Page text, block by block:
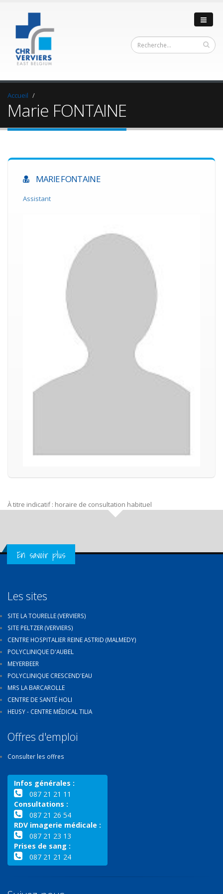
Accueil
Marie FONTAINE
MARIE FONTAINE
Assistant
À titre indicatif : horaire de consultation habituel
Get in Touch
En savoir plus
Les sites
SITE LA TOURELLE (VERVIERS)
SITE PELTZER (VERVIERS)
CENTRE HOSPITALIER REINE ASTRID (MALMEDY)
POLYCLINIQUE D'AUBEL
MEYERBEER
POLYCLINIQUE CRESCEND'EAU
MRS LA BARCAROLLE
CENTRE DE SANTÉ HOLI
HEUSY - CENTRE MÉDICAL TILIA
Offres d'emploi
Consulter les offres
Infos générales :
087 21 21 11
Consultations :
087 21 26 54
RDV imagerie médicale :
087 21 23 13
Prises de sang :
087 21 21 24